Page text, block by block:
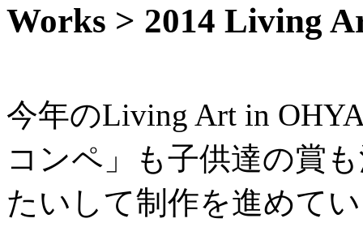
Works > 2014 Living
今年のLiving Art in
コンペ」も子供達の賞
たいして制作を進めて